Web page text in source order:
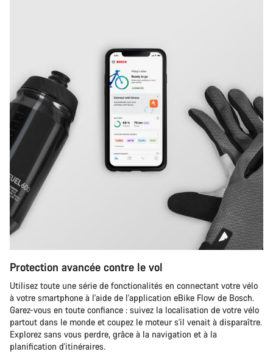
Protection avancée contre le vol
Utilisez toute une série de fonctionalités en connectant votre vélo
à votre smartphone à l'aide de l'application eBike Flow de Bosch.
Garez-vous en toute confiance : suivez la localisation de votre vélo
partout dans le monde et coupez le moteur s'il venait à disparaître.
Explorez sans vous perdre, grâce à la navigation et à la
planification d'itinéraires.